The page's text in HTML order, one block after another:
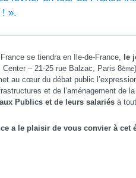
! ».
se tiendra en Ile-de-France,
le
– 21-25 rue Balzac, Paris 8ème
au cœur du débat public
et de l’aménagement de
Publics et de leurs salariés à
a le plaisir de vous convier à cet